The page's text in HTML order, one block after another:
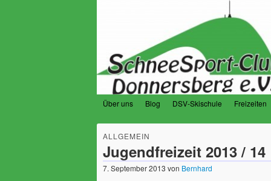
Über uns Blog DSV-Skischule Freizeiten
SchneeSport-
Der Verein für Schneesportfreunde am
ALLGEMEIN
Jugendfreizeit 2013 / 14
7. September 2013 von Bernhard